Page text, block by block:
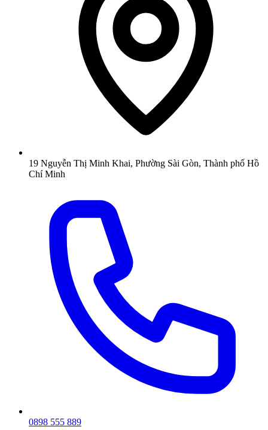
19 Nguyễn Thị Minh Khai, Phường Sài Gòn, Thành phố Hồ
Chí Minh
0898 555 889